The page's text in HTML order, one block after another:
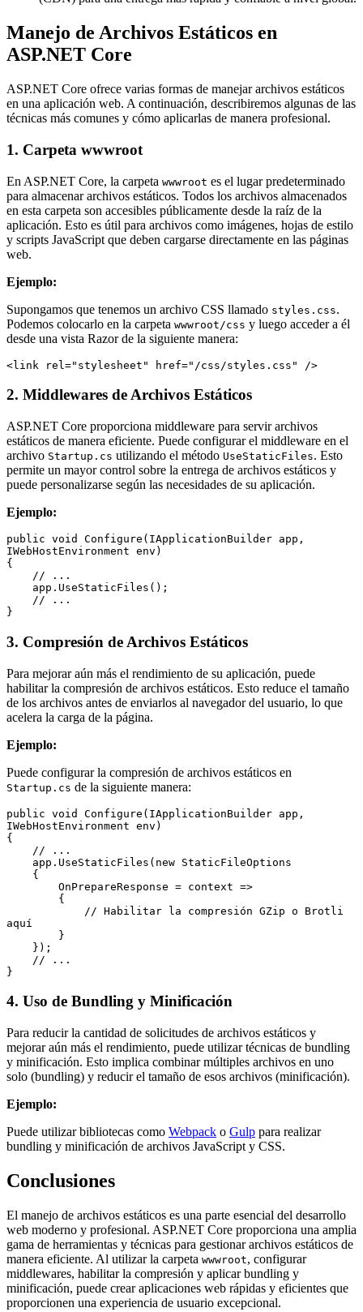
Manejo de Archivos Estáticos en
ASP.NET Core
ASP.NET Core ofrece varias formas de manejar archivos estáticos
en una aplicación web. A continuación, describiremos algunas de las
técnicas más comunes y cómo aplicarlas de manera profesional.
1. Carpeta wwwroot
En ASP.NET Core, la carpeta wwwroot es el lugar predeterminado
para almacenar archivos estáticos. Todos los archivos almacenados
en esta carpeta son accesibles públicamente desde la raíz de la
aplicación. Esto es útil para archivos como imágenes, hojas de estilo
y scripts JavaScript que deben cargarse directamente en las páginas
web.
Ejemplo:
Supongamos que tenemos un archivo CSS llamado styles.css.
Podemos colocarlo en la carpeta wwwroot/css y luego acceder a él
desde una vista Razor de la siguiente manera:
2. Middlewares de Archivos Estáticos
ASP.NET Core proporciona middleware para servir archivos
estáticos de manera eficiente. Puede configurar el middleware en el
archivo Startup.cs utilizando el método UseStaticFiles. Esto
permite un mayor control sobre la entrega de archivos estáticos y
puede personalizarse según las necesidades de su aplicación.
Ejemplo:
public void Configure(IApplicationBuilder app,
IWebHostEnvironment env)
{
3. Compresión de Archivos Estáticos
Para mejorar aún más el rendimiento de su aplicación, puede
habilitar la compresión de archivos estáticos. Esto reduce el tamaño
de los archivos antes de enviarlos al navegador del usuario, lo que
acelera la carga de la página.
Ejemplo:
Puede configurar la compresión de archivos estáticos en
Startup.cs de la siguiente manera:
public void Configure(IApplicationBuilder app,
IWebHostEnvironment env)
{
aquí
4. Uso de Bundling y Minificación
Para reducir la cantidad de solicitudes de archivos estáticos y
mejorar aún más el rendimiento, puede utilizar técnicas de bundling
y minificación. Esto implica combinar múltiples archivos en uno
solo (bundling) y reducir el tamaño de esos archivos (minificación).
Ejemplo:
Puede utilizar bibliotecas como Webpack o Gulp para realizar
bundling y minificación de archivos JavaScript y CSS.
Conclusiones
El manejo de archivos estáticos es una parte esencial del desarrollo
web moderno y profesional. ASP.NET Core proporciona una amplia
gama de herramientas y técnicas para gestionar archivos estáticos de
manera eficiente. Al utilizar la carpeta wwwroot, configurar
middlewares, habilitar la compresión y aplicar bundling y
minificación, puede crear aplicaciones web rápidas y eficientes que
proporcionen una experiencia de usuario excepcional.